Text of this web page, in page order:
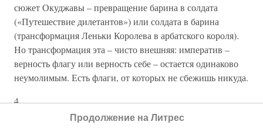
сюжет Окуджавы – превращение барина в солдата
(«Путешествие дилетантов») или солдата в барина
(трансформация Леньки Королева в арбатского короля).
Но трансформация эта – чисто внешняя: императив –
верность флагу или верность себе – остается одинаково
неумолимым. Есть флаги, от которых не сбежишь никуда.
4
По возвращении из Цагвери Булат узнает, что его отца
Продолжение на Литрес